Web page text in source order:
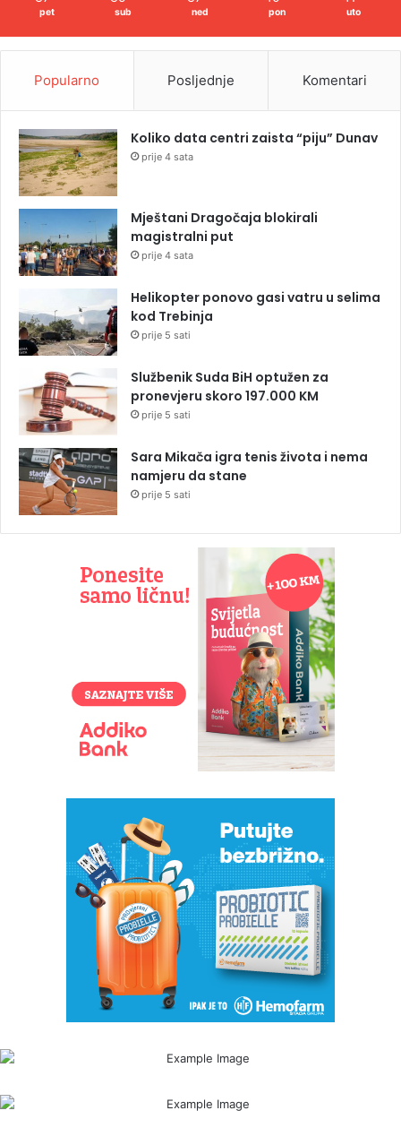
pet sub ned pon uto
Popularno Posljednje Komentari
Koliko data centri zaista “piju” Dunav
prije 4 sata
Mještani Dragočaja blokirali
magistralni put
prije 4 sata
Helikopter ponovo gasi vatru u selima
kod Trebinja
prije 5 sati
Službenik Suda BiH optužen za
pronevjeru skoro 197.000 KM
prije 5 sati
Sara Mikača igra tenis života i nema
namjeru da stane
prije 5 sati